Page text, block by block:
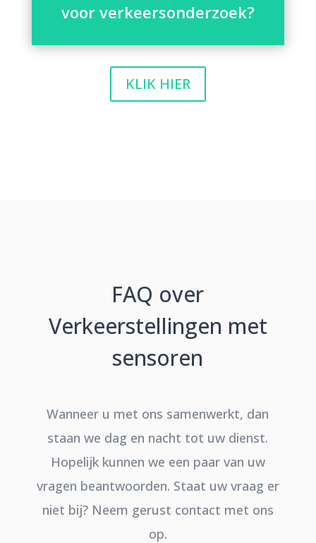
voor verkeersonderzoek?
KLIK HIER
FAQ over
Verkeerstellingen met
sensoren
Wanneer u met ons samenwerkt, dan
staan we dag en nacht tot uw dienst.
Hopelijk kunnen we een paar van uw
vragen beantwoorden. Staat uw vraag er
niet bij? Neem gerust contact met ons
op.